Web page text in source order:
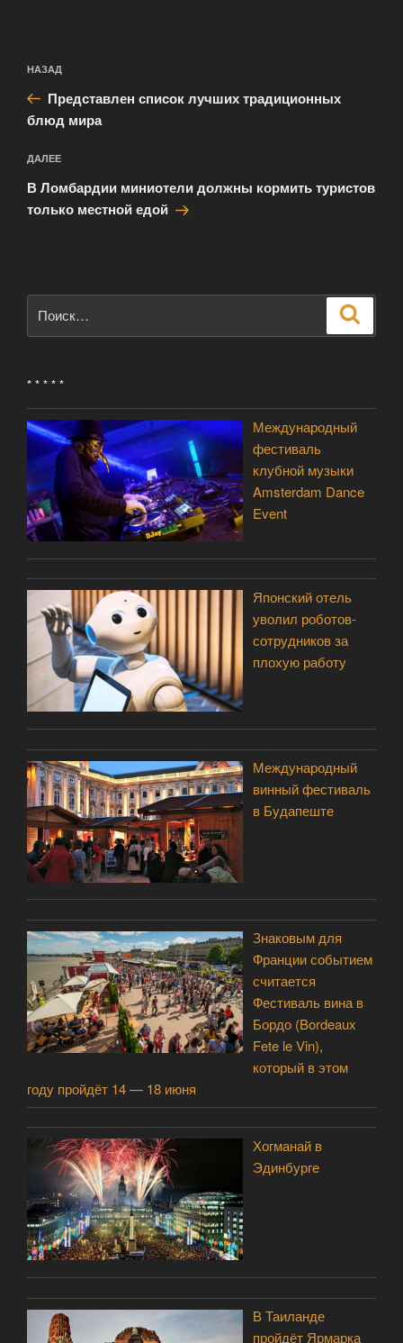
по
записям
Предыдущая
запись:
НАЗАД
Представлен список лучших традиционных
блюд мира
Следующая
запись
ДАЛЕЕ
В Ломбардии миниотели должны кормить туристов
только местной едой
* * * * *
Международный
фестиваль
клубной музыки
Amsterdam Dance
Event
Японский отель
уволил роботов-
сотрудников за
плохую работу
Международный
винный фестиваль
в Будапеште
Знаковым для
Франции событием
считается
Фестиваль вина в
Бордо (Bordeaux
Fete le Vin),
который в этом
году пройдёт 14 — 18 июня
Хогманай в
Эдинбурге
В Таиланде
пройдёт Ярмарка